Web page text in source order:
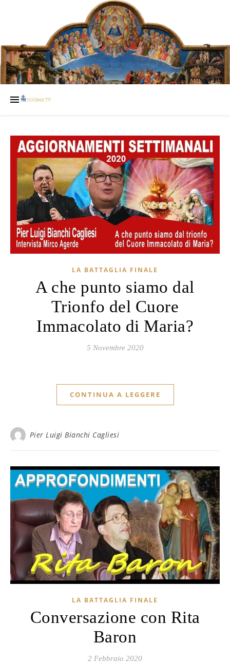
LA BATTAGLIA FINALE
A che punto siamo dal
Trionfo del Cuore
Immacolato di Maria?
5 Novembre 2020
CONTINUA A LEGGERE
Pier Luigi Bianchi Cagliesi
LA BATTAGLIA FINALE
Conversazione con Rita
Baron
2 Febbraio 2020